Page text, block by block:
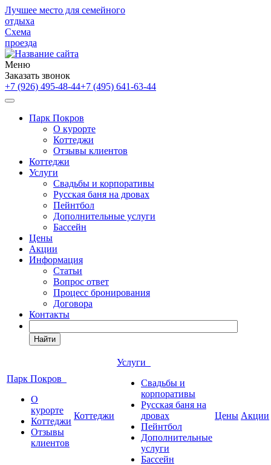
Лучшее место для семейного
отдыха
Схема
проезда
Меню
Заказать звонок
+7 (926) 495-48-44+7 (495) 641-63-44
Парк Покров
О курорте
Коттеджи
Отзывы клиентов
Коттеджи
Услуги
Свадьбы и корпоративы
Русская баня на дровах
Пейнтбол
Дополнительные услуги
Бассейн
Цены
Акции
Информация
Статьи
Вопрос ответ
Процесс бронирования
Договора
Контакты
Найти
Парк Покров
О
курорте
Коттеджи
Отзывы
клиентов
Коттеджи
Услуги
Свадьбы и
корпоративы
Русская баня на
дровах
Пейнтбол
Дополнительные
услуги
Бассейн
Цены Акции